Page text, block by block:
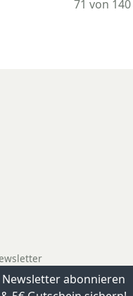
71 von 140
Newsletter abonnieren